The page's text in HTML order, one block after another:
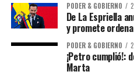
PODER & GOBIERNO
De La Espriella
y promete
PODER & GOBIERNO
¡Petro cumplió!:
Marta